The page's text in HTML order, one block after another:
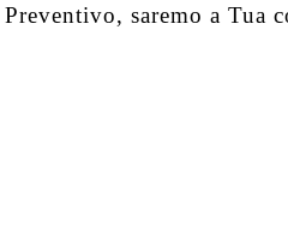
saremo a Tua